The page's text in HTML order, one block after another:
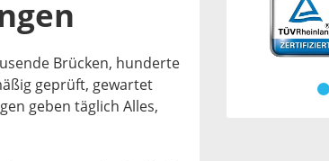
Brücken, hunderte
geprüft, gewartet
geben täglich Alles,